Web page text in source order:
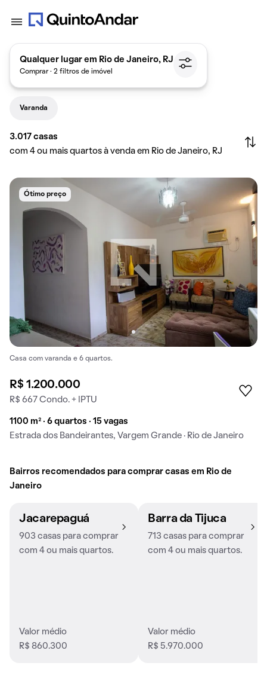
Qualquer lugar em Rio de Janeiro, RJ
Comprar · 2 filtros de imóvel
Varanda
3.017 casas
com 4 ou mais quartos à venda em Rio de Janeiro, RJ
Ótimo preço
Casa com varanda e 6 quartos.
R$ 1.200.000
R$ 667 Condo. + IPTU
1100 m² · 6 quartos · 15 vagas
Estrada dos Bandeirantes, Vargem Grande · Rio de Janeiro
Bairros recomendados para comprar casas em Rio de
Janeiro
Jacarepaguá
903 casas para comprar
com 4 ou mais quartos.
Valor médio
R$ 860.300
Barra da Tijuca
713 casas para comprar
com 4 ou mais quartos.
Valor médio
R$ 5.970.000